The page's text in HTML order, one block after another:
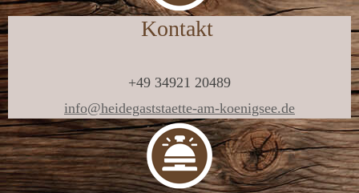
Kontakt
+49 34921 20489
info@heidegaststaette-am-koenigsee.de